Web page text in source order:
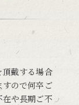
戴する場合
ので何卒ご
や長期ご不